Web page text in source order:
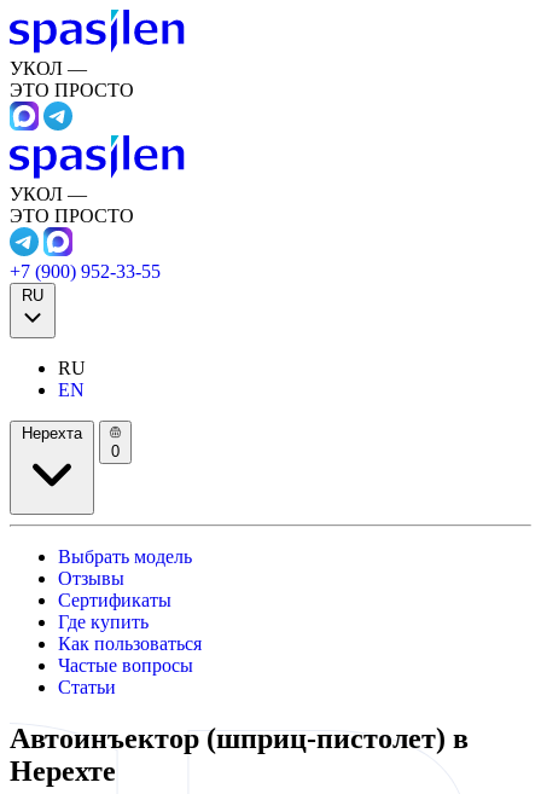
УКОЛ —
ЭТО ПРОСТО
УКОЛ —
ЭТО ПРОСТО
+7 (900) 952-33-55
RU
RU
EN
Нерехта
0
Выбрать модель
Отзывы
Сертификаты
Где купить
Как пользоваться
Частые вопросы
Статьи
Автоинъектор (шприц-пистолет) в
Нерехте